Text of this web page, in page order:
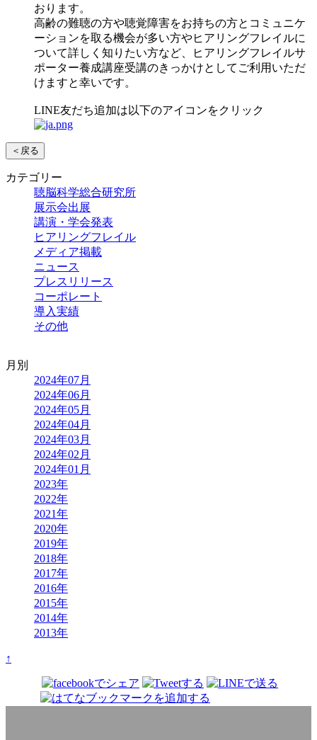
おります。
高齢の難聴の方や聴覚障害をお持ちの方とコミュニケ
ーションを取る機会が多い方やヒアリングフレイルに
ついて詳しく知りたい方など、ヒアリングフレイルサ
ポーター養成講座受講のきっかけとしてご利用いただ
けますと幸いです。
LINE友だち追加は以下のアイコンをクリック
＜戻る
カテゴリー
聴脳科学総合研究所
展示会出展
講演・学会発表
ヒアリングフレイル
メディア掲載
ニュース
プレスリリース
コーポレート
導入実績
その他
月別
2024年07月
2024年06月
2024年05月
2024年04月
2024年03月
2024年02月
2024年01月
2023年
2022年
2021年
2020年
2019年
2018年
2017年
2016年
2015年
2014年
2013年
↑